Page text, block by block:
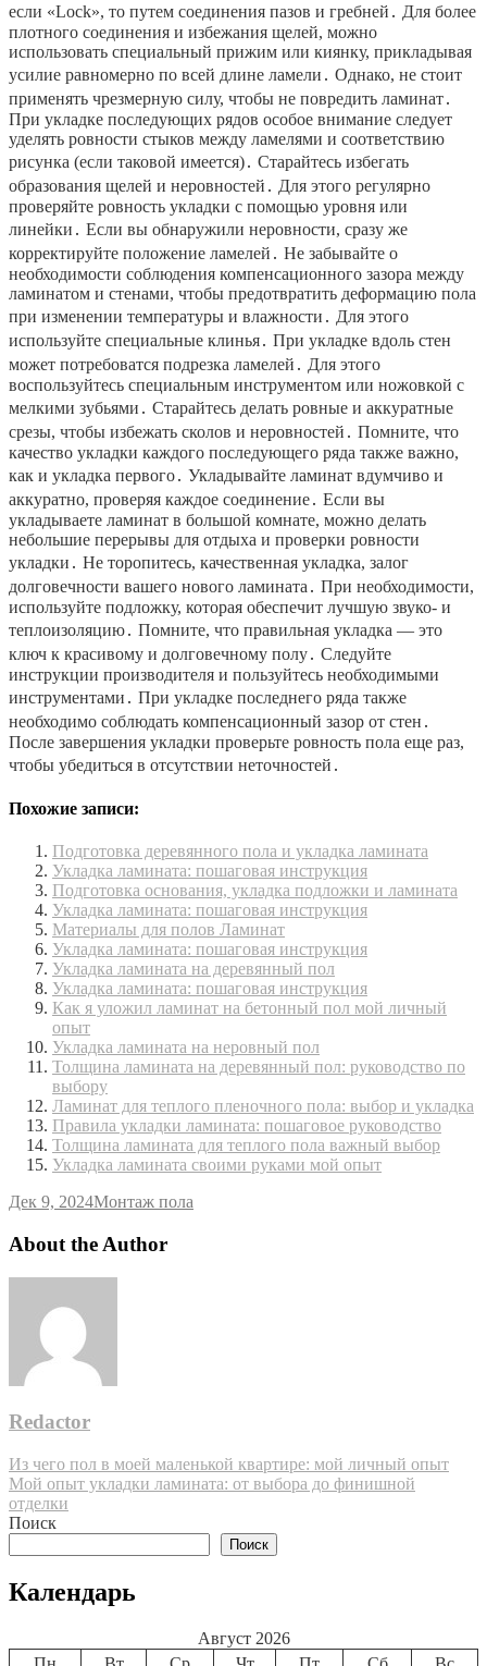
если «Lock», то путем соединения пазов и гребней․ Для более
плотного соединения и избежания щелей, можно
использовать специальный прижим или киянку, прикладывая
усилие равномерно по всей длине ламели․ Однако, не стоит
применять чрезмерную силу, чтобы не повредить ламинат․
При укладке последующих рядов особое внимание следует
уделять ровности стыков между ламелями и соответствию
рисунка (если таковой имеется)․ Старайтесь избегать
образования щелей и неровностей․ Для этого регулярно
проверяйте ровность укладки с помощью уровня или
линейки․ Если вы обнаружили неровности, сразу же
корректируйте положение ламелей․ Не забывайте о
необходимости соблюдения компенсационного зазора между
ламинатом и стенами, чтобы предотвратить деформацию пола
при изменении температуры и влажности․ Для этого
используйте специальные клинья․ При укладке вдоль стен
может потребоватся подрезка ламелей․ Для этого
воспользуйтесь специальным инструментом или ножовкой с
мелкими зубьями․ Старайтесь делать ровные и аккуратные
срезы, чтобы избежать сколов и неровностей․ Помните, что
качество укладки каждого последующего ряда также важно,
как и укладка первого․ Укладывайте ламинат вдумчиво и
аккуратно, проверяя каждое соединение․ Если вы
укладываете ламинат в большой комнате, можно делать
небольшие перерывы для отдыха и проверки ровности
укладки․ Не торопитесь, качественная укладка, залог
долговечности вашего нового ламината․ При необходимости,
используйте подложку, которая обеспечит лучшую звуко- и
теплоизоляцию․ Помните, что правильная укладка — это
ключ к красивому и долговечному полу․ Следуйте
инструкции производителя и пользуйтесь необходимыми
инструментами․ При укладке последнего ряда также
необходимо соблюдать компенсационный зазор от стен․
После завершения укладки проверьте ровность пола еще раз,
чтобы убедиться в отсутствии неточностей․
Похожие записи:
Подготовка деревянного пола и укладка ламината
Укладка ламината: пошаговая инструкция
Подготовка основания, укладка подложки и ламината
Укладка ламината: пошаговая инструкция
Материалы для полов Ламинат
Укладка ламината: пошаговая инструкция
Укладка ламината на деревянный пол
Укладка ламината: пошаговая инструкция
Как я уложил ламинат на бетонный пол мой личный
опыт
Укладка ламината на неровный пол
Толщина ламината на деревянный пол: руководство по
выбору
Ламинат для теплого пленочного пола: выбор и укладка
Правила укладки ламината: пошаговое руководство
Толщина ламината для теплого пола важный выбор
Укладка ламината своими руками мой опыт
Дек 9, 2024Монтаж пола
About the Author
Redactor
Навигация
по
записям
Из чего пол в моей маленькой квартире: мой личный опыт
Мой опыт укладки ламината: от выбора до финишной
отделки
Поиск
Поиск
Календарь
Август 2026